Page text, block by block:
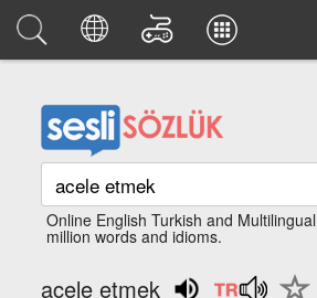
Online English Turkish and
million words and idioms.
acele etmek